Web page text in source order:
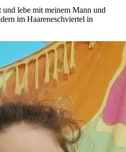
lebe mit meinem Mann und
im Haareneschviertel in